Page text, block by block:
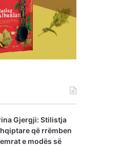
Gjergji: Stilistja
që rrëmben
e modës së